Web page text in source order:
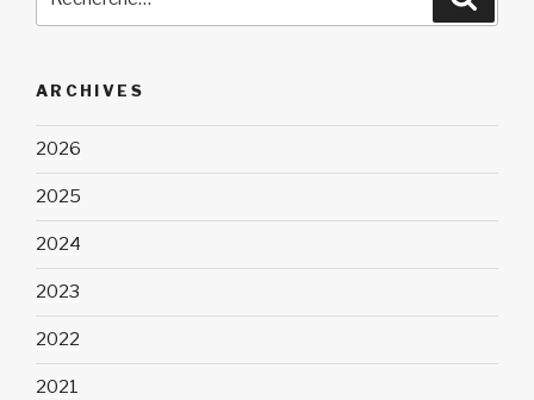
pour
ARCHIVES
2026
2025
2024
2023
2022
2021